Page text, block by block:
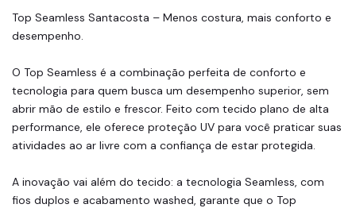
Top Seamless Santacosta – Menos costura, mais conforto e
desempenho.
O Top Seamless é a combinação perfeita de conforto e
tecnologia para quem busca um desempenho superior, sem
abrir mão de estilo e frescor. Feito com tecido plano de alta
performance, ele oferece proteção UV para você praticar suas
atividades ao ar livre com a confiança de estar protegida.
A inovação vai além do tecido: a tecnologia Seamless, com
fios duplos e acabamento washed, garante que o Top